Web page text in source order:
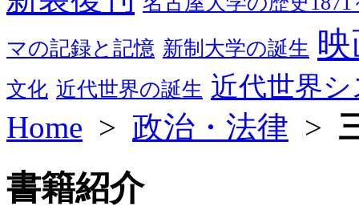
マの記録と記憶 新制大学の誕生
文化 近代世界の誕生 近代世界
Home > 政治・法律 >
書籍紹介